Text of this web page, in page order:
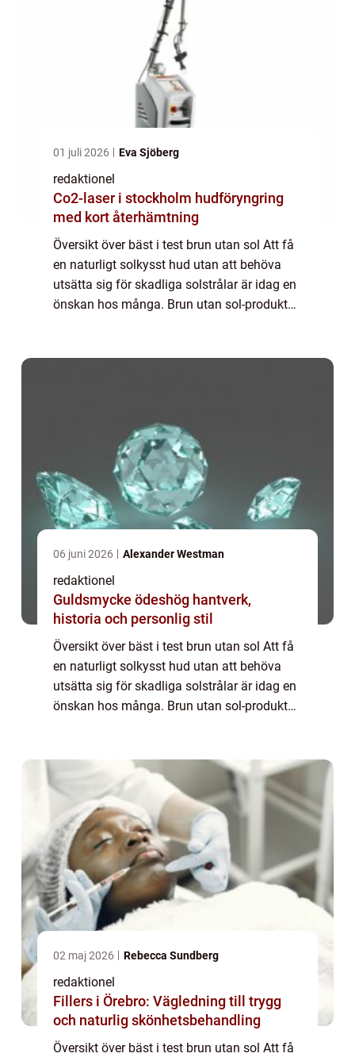
01 juli 2026 Eva Sjöberg
redaktionel
Co2-laser i stockholm hudföryngring
med kort återhämtning
Översikt över bäst i test brun utan sol Att få
en naturligt solkysst hud utan att behöva
utsätta sig för skadliga solstrålar är idag en
önskan hos många. Brun utan sol-produkter
06 juni 2026 Alexander Westman
redaktionel
Guldsmycke ödeshög hantverk,
historia och personlig stil
Översikt över bäst i test brun utan sol Att få
en naturligt solkysst hud utan att behöva
utsätta sig för skadliga solstrålar är idag en
önskan hos många. Brun utan sol-produkter
02 maj 2026 Rebecca Sundberg
redaktionel
Fillers i Örebro: Vägledning till trygg
och naturlig skönhetsbehandling
Översikt över bäst i test brun utan sol Att få